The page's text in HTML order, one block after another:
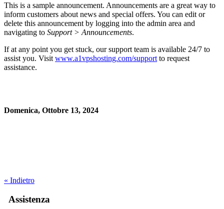
This is a sample announcement. Announcements are a great way to
inform customers about news and special offers. You can edit or
delete this announcement by logging into the admin area and
navigating to Support > Announcements.
If at any point you get stuck, our support team is available 24/7 to
assist you. Visit www.a1vpshosting.com/support to request
assistance.
Domenica, Ottobre 13, 2024
« Indietro
Assistenza